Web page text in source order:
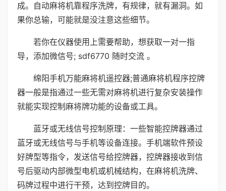
成。自动麻将机靠程序洗牌，有规律，就有漏洞。如
果你总输，可能就是没注意这些细节。
若你在仪器使用上需要帮助，想获取一对一指
导，添加微信号; sdf6770 随时交流 。
绵阳手机万能麻将机遥控器;普通麻将机程序控牌
器一般是指通过一些无需对麻将机进行复杂安装操作
就能实现控制麻将牌功能的设备或工具。
蓝牙或无线信号控制原理：一些智能控牌器通过
蓝牙或无线信号与手机等设备连接。手机端软件预设
好牌型等指令，发送信号给控牌器，控牌器接收到信
号后驱动内部微型电机或机械结构，在麻将机洗牌、
码牌过程中进行干预，达到控牌目的。